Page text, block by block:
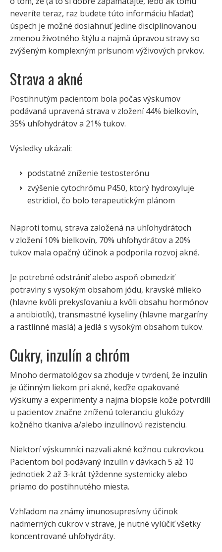
neveríte teraz, raz budete túto informáciu hľadať)
úspech je možné dosiahnuť jedine disciplinovanou
zmenou životného štýlu a najmä úpravou stravy so
zvýšeným komplexným prísunom výživových prvkov.
Strava a akné
Postihnutým pacientom bola počas výskumov
podávaná upravená strava v zložení 44% bielkovín,
35% uhľohydrátov a 21% tukov.
Výsledky ukázali:
podstatné zníženie testosterónu
zvýšenie cytochrómu P450, ktorý hydroxyluje
estridiol, čo bolo terapeutickým plánom
Naproti tomu, strava založená na uhľohydrátoch
v zložení 10% bielkovín, 70% uhľohydrátov a 20%
tukov mala opačný účinok a podporila rozvoj akné.
Je potrebné odstrániť alebo aspoň obmedziť
potraviny s vysokým obsahom jódu, kravské mlieko
(hlavne kvôli prekysľovaniu a kvôli obsahu hormónov
a antibiotík), transmastné kyseliny (hlavne margaríny
a rastlinné maslá) a jedlá s vysokým obsahom tukov.
Cukry, inzulín a chróm
Mnoho dermatológov sa zhoduje v tvrdení, že inzulín
je účinným liekom pri akné, keďže opakované
výskumy a experimenty a najmä biopsie kože potvrdili
u pacientov značne zníženú toleranciu glukózy
kožného tkaniva a/alebo inzulínovú rezistenciu.
Niektorí výskumníci nazvali akné kožnou cukrovkou.
Pacientom bol podávaný inzulín v dávkach 5 až 10
jednotiek 2 až 3-krát týždenne systemicky alebo
priamo do postihnutého miesta.
Vzhľadom na známy imunosupresívny účinok
nadmerných cukrov v strave, je nutné vylúčiť všetky
koncentrované uhľohydráty.